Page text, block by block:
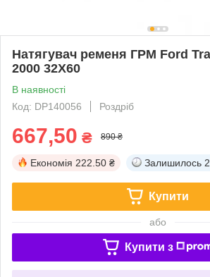
Натягувач ременя ГРМ Ford
2000 32X60
В наявності
Код: DP140056
Роздріб
667,50 ₴ 890 ₴
Економія 222.50 ₴ Залишилось
Купити
або
Купити з